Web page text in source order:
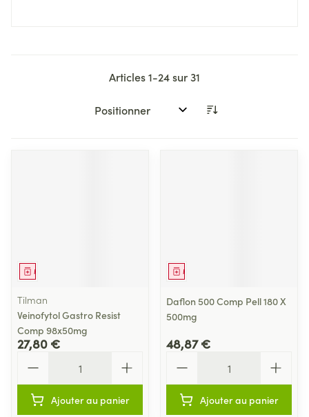
Articles1-24sur31
Trier par:
Médicament
Tilman
Veinofytol Gastro Resist
Comp 98x50mg
27,80 €
Ajouter au panier
Médicament
Daflon 500 Comp Pell 180 X
500mg
48,87 €
Ajouter au panier